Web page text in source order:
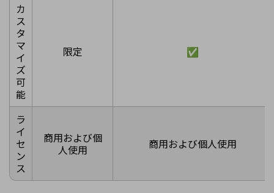
カ
ス
タ
マ
イ
ズ
可
能
限定 ✅
ラ
イ
セ
ン
ス
商用および個
人使用
商用および個人使用